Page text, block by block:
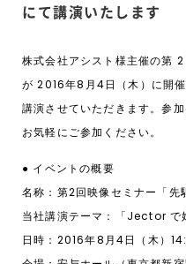
にて講演いたします
株式会社アシスト様主催の第
が 2016年8月4日（木）に開
講演させていただきます。参
お気軽にご参加ください。
● イベントの概要
名称：第2回映像セミナー「先
当社講演テーマ：「Jector で
日時：2016年8月4日（木）